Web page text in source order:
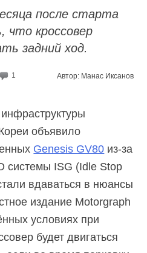
после старта
что кроссовер
задний ход.
1 Автор: Манас Иксанов
объявило
Genesis GV80 из-за
системы ISG (Idle Stop
вдаваться в нюансы
издание Motorgraph
условиях при
будет двигаться